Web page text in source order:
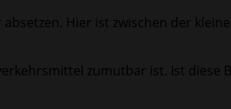
Hier ist zwischen der
zumutbar ist. Ist diese